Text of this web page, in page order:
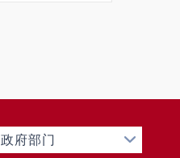
府部门